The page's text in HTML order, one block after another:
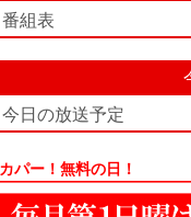
番組表
今日の放送予定
パー！無料の日！